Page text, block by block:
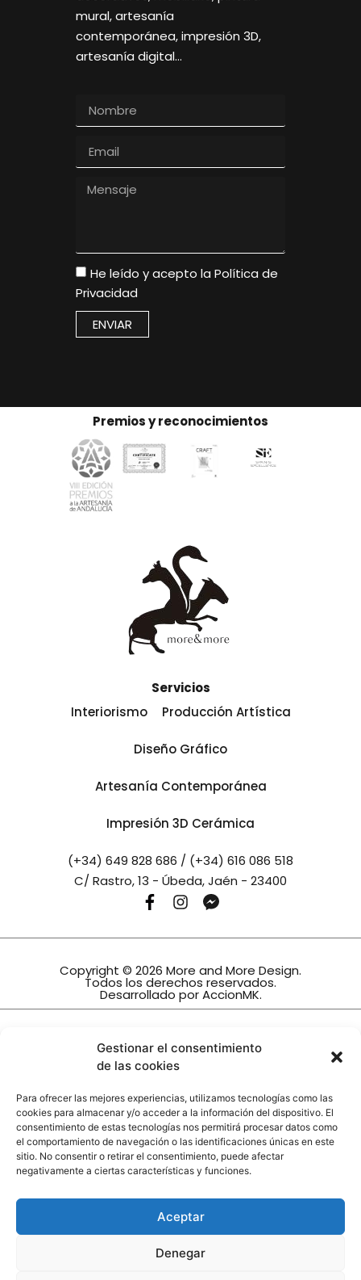
Gestionar el consentimiento
de las cookies
Para ofrecer las mejores experiencias, utilizamos tecnologías como las
cookies para almacenar y/o acceder a la información del dispositivo. El
consentimiento de estas tecnologías nos permitirá procesar datos como
el comportamiento de navegación o las identificaciones únicas en este
sitio. No consentir o retirar el consentimiento, puede afectar
negativamente a ciertas características y funciones.
Aceptar
Denegar
mural, artesanía
contemporánea, impresión 3D,
artesanía digital…
He leído y acepto la Política de
Privacidad
ENVIAR
Premios y reconocimientos
Servicios
Interiorismo
Producción Artística
Diseño Gráfico
Artesanía Contemporánea
Impresión 3D Cerámica
(+34) 649 828 686 / (+34) 616 086 518
C/ Rastro, 13 - Úbeda, Jaén - 23400
Copyright © 2026 More and More Design.
Todos los derechos reservados.
Desarrollado porAccionMK.
INTERIORISMO TRINIDAD, S.L.
Ha sido beneficiario de la subvención
Orden de 27 de diciembre de 2022, por la que se
concesión de subvenciones, en régimen de
concurrencia no competitiva, destinadas a
actualizar e impulsar el sector comercial en
Andalucía mediante la implementación de
nuevas tecnologías, dentro del Programa de
modernización del comercio, para la línea 1
Financiado por la Unión Europea-Next
Generation EU